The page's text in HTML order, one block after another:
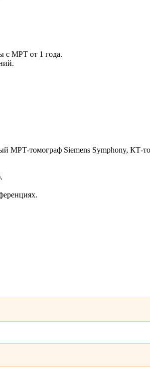
с МРТ от 1 года.
МРТ-томограф Siemens Symphony, КТ-